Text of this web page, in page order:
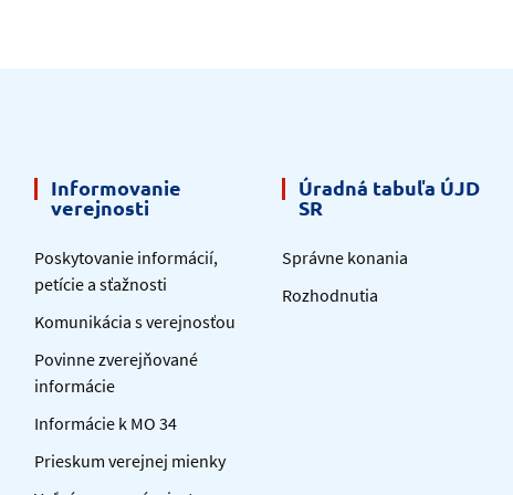
Informovanie
verejnosti
Poskytovanie informácií,
petície a sťažnosti
Komunikácia s verejnosťou
Povinne zverejňované
informácie
Informácie k MO 34
Prieskum verejnej mienky
Úradná tabuľa ÚJD
SR
Správne konania
Rozhodnutia